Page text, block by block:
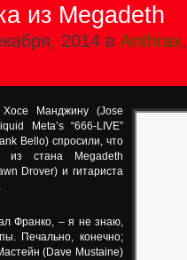
из Megadeth
2014 в Anthrax
Манджину (Jose
Meta’s “666-LIVE”
Bello) спросили, что
стана Megadeth
Drover) и гитариста
Франко, – я не знаю,
Печально, конечно;
(Dave Mustaine)